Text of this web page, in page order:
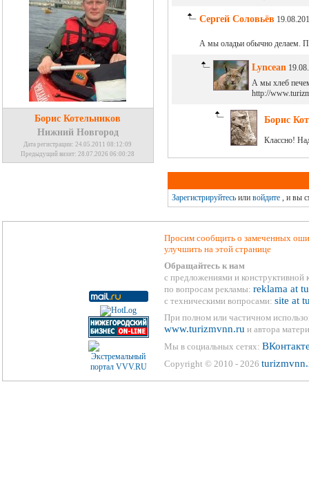
Борис Котельников
Нижний Новгород
Дата регистрации: 24.05.2011 08:12:09
Предыдущий визит: 28.07.2026 06:00:28
Сергей Соловьёв
А мы оладьи обычно делаем.
Lyncean
А мы хлеб
http://
Борис
Классно!
Зарегистрируйтесьили войдите, и вы
Просим сообщить о замеченных
улучшить на этой странице
Обращайтесь к нам
с предложениями и конструктивной
по вопросам рекламы: reklama at
с техническими вопросами: site at
При полном или частичном
www.turizmvnn.ru и автора
Мы в социальных сетях:
Copyright © 2010 - 2026